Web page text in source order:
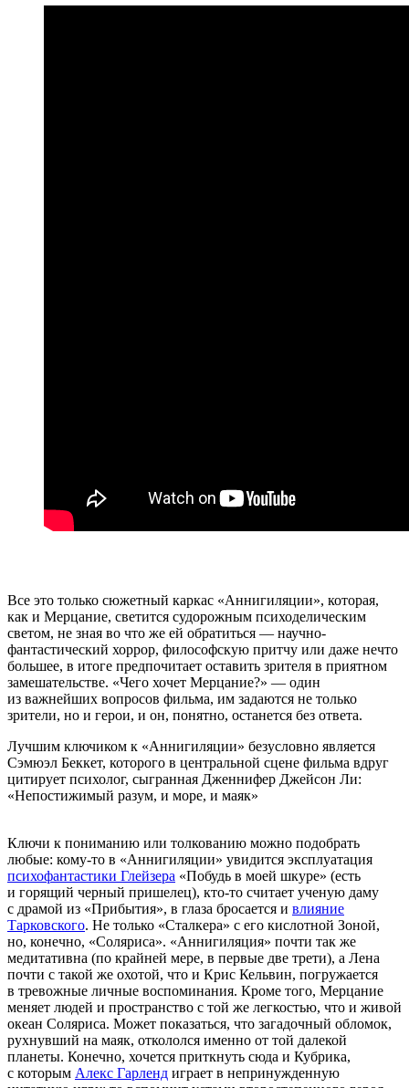
Все это только сюжетный каркас «Аннигиляции», которая,
как и Мерцание, светится судорожным психоделическим
светом, не зная во что же ей обратиться — научно-
фантастический хоррор, философскую притчу или даже нечто
большее, в итоге предпочитает оставить зрителя в приятном
замешательстве. «Чего хочет Мерцание?» — один
из важнейших вопросов фильма, им задаются не только
зрители, но и герои, и он, понятно, останется без ответа.
Лучшим ключиком к «Аннигиляции» безусловно является
Сэмюэл Беккет, которого в центральной сцене фильма вдруг
цитирует психолог, сыгранная Дженнифер Джейсон Ли:
«Непостижимый разум, и море, и маяк»
Ключи к пониманию или толкованию можно подобрать
любые: кому-то в «Аннигиляции» увидится эксплуатация
психофантастики Глейзера «Побудь в моей шкуре» (есть
и горящий черный пришелец), кто-то считает ученую даму
с драмой из «Прибытия», в глаза бросается и влияние
Тарковского. Не только «Сталкера» с его кислотной Зоной,
но, конечно, «Соляриса». «Аннигиляция» почти так же
медитативна (по крайней мере, в первые две трети), а Лена
почти с такой же охотой, что и Крис Кельвин, погружается
в тревожные личные воспоминания. Кроме того, Мерцание
меняет людей и пространство с той же легкостью, что и живой
океан Соляриса. Может показаться, что загадочный обломок,
рухнувший на маяк, откололся именно от той далекой
планеты. Конечно, хочется приткнуть сюда и Кубрика,
с которым Алекс Гарленд играет в непринужденную